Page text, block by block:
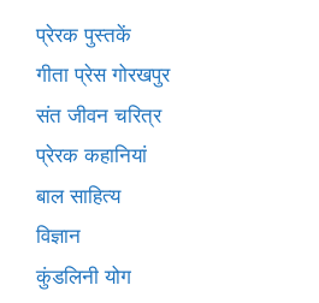
प्रेरक पुस्तकें
गीता प्रेस गोरखपुर
संत जीवन चरित्र
प्रेरक कहानियां
बाल साहित्य
विज्ञान
कुंडलिनी योग